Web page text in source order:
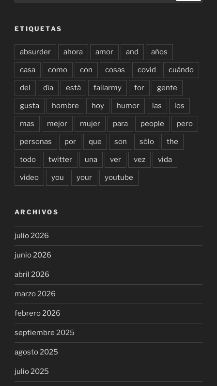
ETIQUETAS
absurder ahora amor and años
casa como con cosas covid cuándo
del día está failarmy for gente
gusta hombre hoy humor las los
mas mejor mujer para people pero
personas por que son sólo the
todo twitter una ver vez vida
video you your youtube
ARCHIVOS
julio 2026
junio 2026
abril 2026
marzo 2026
febrero 2026
septiembre 2025
agosto 2025
julio 2025